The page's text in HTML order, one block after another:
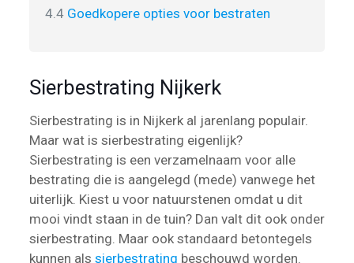
4.4 Goedkopere opties voor bestraten
Sierbestrating Nijkerk
Sierbestrating is in Nijkerk al jarenlang populair.
Maar wat is sierbestrating eigenlijk?
Sierbestrating is een verzamelnaam voor alle
bestrating die is aangelegd (mede) vanwege het
uiterlijk. Kiest u voor natuurstenen omdat u dit
mooi vindt staan in de tuin? Dan valt dit ook onder
sierbestrating. Maar ook standaard betontegels
kunnen als sierbestrating beschouwd worden.